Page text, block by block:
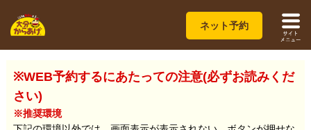
ネット予約
※WEB予約するにあたっての注意(必ずお読みくだ
さい)
※推奨環境